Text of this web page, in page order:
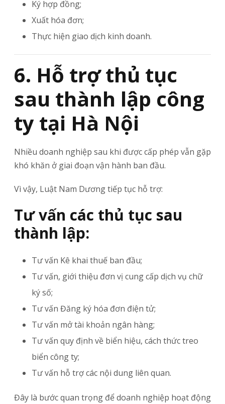
Ký hợp đồng;
Xuất hóa đơn;
Thực hiện giao dịch kinh doanh.
6. Hỗ trợ thủ tục
sau thành lập công
ty tại Hà Nội
Nhiều doanh nghiệp sau khi được cấp phép vẫn gặp
khó khăn ở giai đoạn vận hành ban đầu.
Vì vậy, Luật Nam Dương tiếp tục hỗ trợ:
Tư vấn các thủ tục sau
thành lập:
Tư vấn Kê khai thuế ban đầu;
Tư vấn, giới thiệu đơn vị cung cấp dịch vụ chữ
ký số;
Tư vấn Đăng ký hóa đơn điện tử;
Tư vấn mở tài khoản ngân hàng;
Tư vấn quy định về biển hiệu, cách thức treo
biển công ty;
Tư vấn hỗ trợ các nội dung liên quan.
Đây là bước quan trọng để doanh nghiệp hoạt động